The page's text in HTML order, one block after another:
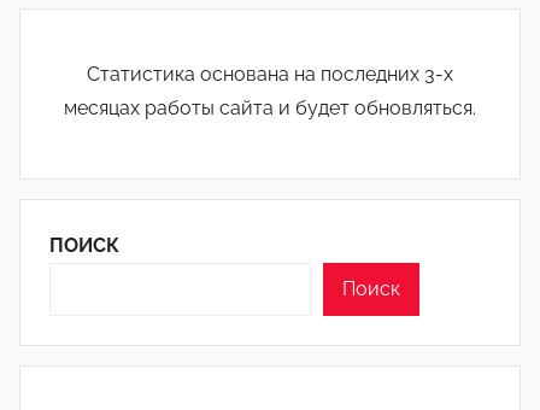
Статистика основана на последних 3-х
месяцах работы сайта и будет обновляться.
ПОИСК
Поиск